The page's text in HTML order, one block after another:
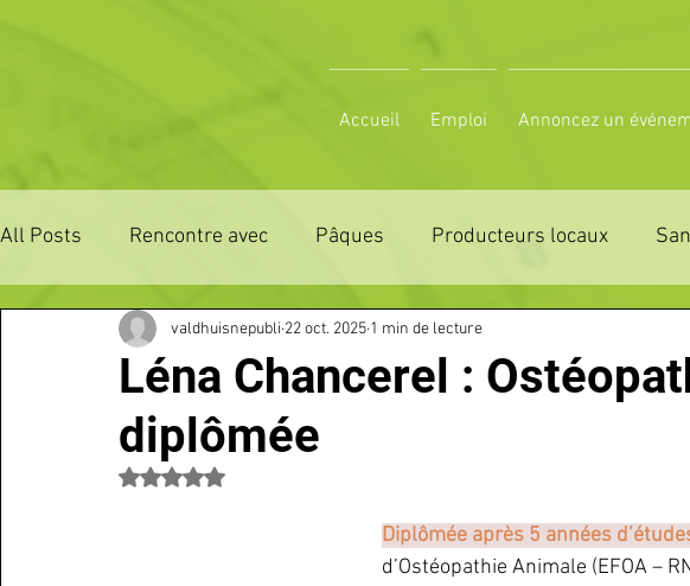
Accueil Emploi Annoncez un
All Posts Rencontre avec Pâques Producteurs locaux
ZONE DE DISTRIBUTION 28 ZONE DE DISTRIBUTION 61
3 JOURS LA FERTE COMICE AGRICOLE
Maison Sport PETITES
Léna Chancerel :
diplômée
valdhuisnepubli 22 oct. 2025 1 min de lecture
Noté NaN étoiles sur 5.
Diplômée après 5 années
d’Ostéopathie Animale (EFOA –